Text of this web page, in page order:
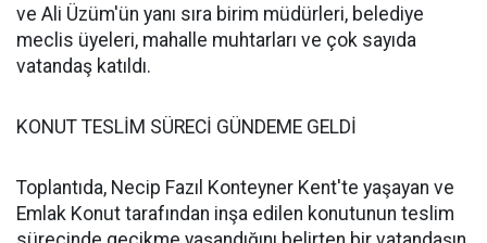
ve Ali Üzüm'ün yanı sıra birim müdürleri, belediye
meclis üyeleri, mahalle muhtarları ve çok sayıda
vatandaş katıldı.
KONUT TESLİM SÜRECİ GÜNDEME GELDİ
Toplantıda, Necip Fazıl Konteyner Kent'te yaşayan ve
Emlak Konut tarafından inşa edilen konutunun teslim